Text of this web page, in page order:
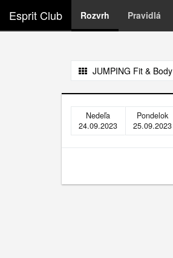
Esprit Club Rozvrh Pravidlá
JUMPING Fit & Body
Nedeľa
24.09.2023
Pondelok
25.09.2023